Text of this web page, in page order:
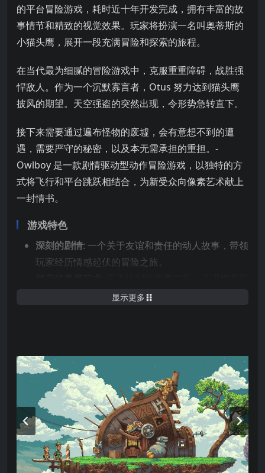
的平台冒险游戏，耗时近十年开发完成，拥有丰富的故
事情节和精致的视觉效果。玩家将扮演一名叫奥蒂斯的
小猫头鹰，展开一段充满冒险和探索的旅程。
在当代最为细腻的冒险游戏中，克服重重障碍，战胜强
悍敌人。作为一个沉默寡言者，Otus 努力达到猫头鹰
披风的期望。天空强盗的突然出现，令形势急转直下。
接下来需要通过遍布怪物的废墟，会有意想不到的遭
遇，需要严守的秘密，以及本无需承担的重担。-
Owlboy 是一款剧情驱动型动作冒险游戏，以独特的方
式将飞行和平台跳跃相结合，为新受众向像素艺术献上
一封情书。
游戏特色
深刻的剧情: 一个关于友谊和责任的动人故事，带领
玩家经历情感起伏的冒险之旅。
生动的色彩，带来视觉上的享受。
和隐藏的宝藏，等待玩家探索。
多样的角色和伙伴
: 你可以招募不同的伙伴，每个伙
伴都有独特的技能和背景故事，帮助你应对各种挑
战。
动人的音乐: 优美的背景音乐，与游戏的情感氛围完
美结合，增强了玩家的沉浸感。
显示更多